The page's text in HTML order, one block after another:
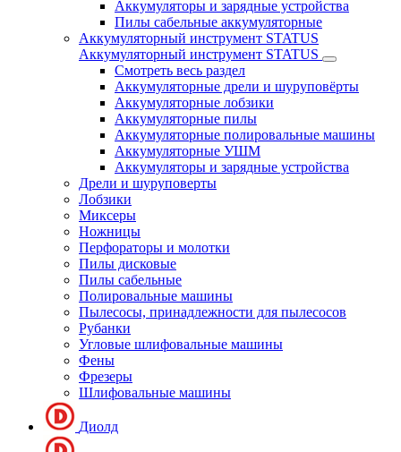
Аккумуляторы и зарядные устройства
Пилы сабельные аккумуляторные
Аккумуляторный инструмент STATUS
Аккумуляторный инструмент STATUS
Смотреть весь раздел
Аккумуляторные дрели и шуруповёрты
Аккумуляторные лобзики
Аккумуляторные пилы
Аккумуляторные полировальные машины
Аккумуляторные УШМ
Аккумуляторы и зарядные устройства
Дрели и шуруповерты
Лобзики
Миксеры
Ножницы
Перфораторы и молотки
Пилы дисковые
Пилы сабельные
Полировальные машины
Пылесосы, принадлежности для пылесосов
Рубанки
Угловые шлифовальные машины
Фены
Фрезеры
Шлифовальные машины
Диолд